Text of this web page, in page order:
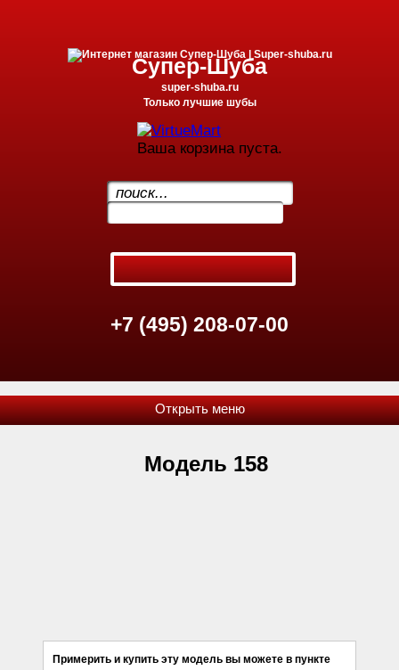
Супер-Шуба
super-shuba.ru
Только лучшие шубы
Ваша корзина пуста.
.
+7 (495) 208-07-00
Модель 158
Примерить и купить эту модель вы можете в пункте